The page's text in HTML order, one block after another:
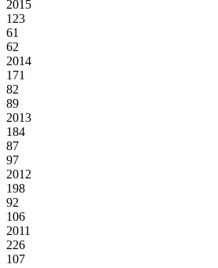
2015
123
61
62
2014
171
82
89
2013
184
87
97
2012
198
92
106
2011
226
107